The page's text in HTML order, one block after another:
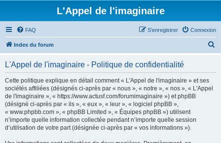
L'Appel de l'imaginaire
FAQ Connexion
S’enregistrer
Index du forum
L'Appel de l'imaginaire - Politique de confidentialité
Cette politique explique en détail comment « L'Appel de l'imaginaire » et ses
sociétés affiliées (désignés ci-après par « nous », « notre », « nos », « L'Appel
de l'imaginaire », « https://www.actusf.com/forumimaginaire ») et phpBB
(désigné ci-après par « ils », « eux », « leur », « logiciel phpBB »,
« www.phpbb.com », « phpBB Limited », « Équipes phpBB ») utilisent
n’importe quelle information collectée pendant n’importe quelle session
d’utilisation de votre part (désignée ci-après par « vos informations »).